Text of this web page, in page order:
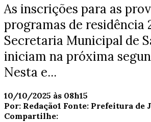
As inscrições para as
programas de residência
Secretaria Municipal de
iniciam na próxima
Nesta e...
10/10/2025 às 08h15
Por: Redação1 Fonte: Prefeitura de
Compartilhe: